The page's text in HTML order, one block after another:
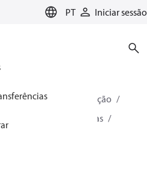
PT Iniciar sessão
para refrigeração
acessórios para válvulas